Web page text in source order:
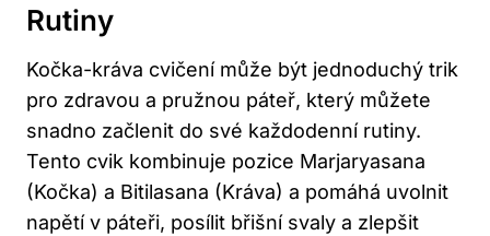
Rutiny
Kočka-kráva ⁢cvičení může‍ být jednoduchý trik‍
pro zdravou a pružnou páteř, který můžete
snadno začlenit do⁢ své každodenní ⁤rutiny.
Tento cvik ⁤kombinuje pozice Marjaryasana
(Kočka) a Bitilasana (Kráva) a ‌pomáhá uvolnit
napětí ​v ‌páteři, posílit břišní svaly ​a zlepšit